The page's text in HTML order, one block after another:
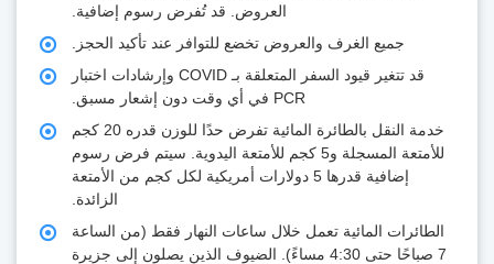
العروض. قد تُفرض رسوم إضافية.
جميع الغرف والعروض تخضع للتوافر عند تأكيد الحجز.
قد تتغير قيود السفر المتعلقة بـ COVID وإرشادات اختبار
خدمة النقل بالطائرة المائية تفرض حدًا للوزن قدره 20 كجم
للأمتعة المسجلة و5 كجم للأمتعة اليدوية. سيتم فرض رسوم
إضافية قدرها 5 دولارات أمريكية لكل كجم من الأمتعة
المائية تعمل خلال ساعات النهار فقط (من الساعة
7 صباحًا حتى 4:30 مساءً). الضيوف الذين يصلون إلى جزيرة